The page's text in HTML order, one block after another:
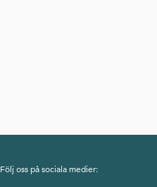
Följ oss på sociala medier: